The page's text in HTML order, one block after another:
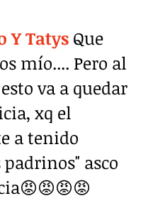
Y Tatys Que
mío.... Pero al
va a quedar
xq el
a tenido
padrinos" asco